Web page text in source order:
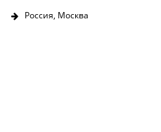
Россия, Москва